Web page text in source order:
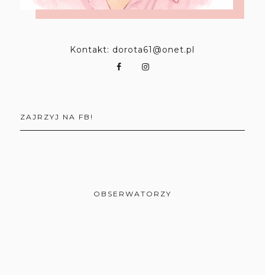
Kontakt: dorota61@onet.pl
ZAJRZYJ NA FB!
OBSERWATORZY